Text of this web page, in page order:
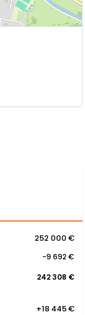
252 000 €
-9 692 €
242 308 €
+18 445 €